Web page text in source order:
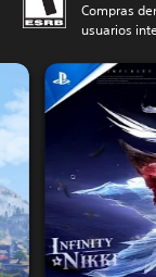
Compras
usuarios